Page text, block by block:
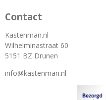
Contact
Kastenman.nl
Wilhelminastraat 60
5151 BZ Drunen
info@kastenman.nl